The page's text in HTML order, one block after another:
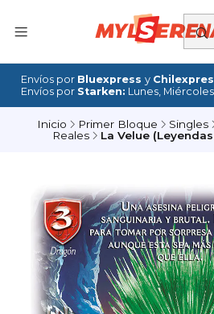
Envíos por Bluexpress y
Envíos por Starken: Lunes,
Inicio Primer Bloque Singles
Reales
La Velue